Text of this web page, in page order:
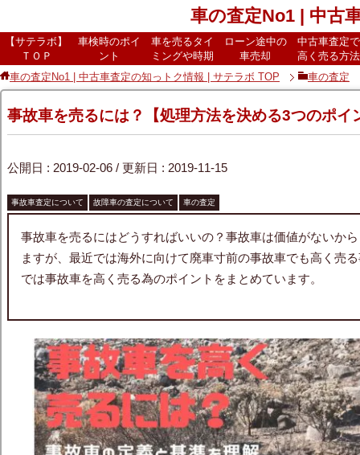
車の査定No1 | 中古
【サテラボ】
ＴＯＰ
車検時のポイ
ント
車を売るタイ
ミングや時期
ローン途中の
車売却
中古車査定で
高く売る方法
車の査定No1 | 中古車査定の知っトク情報 | サテラボ TOP 車の査定
事故車を売るには？【処理方法を決める3つのポイ
公開日 : 2019-02-06/ 更新日 : 2019-11-15
事故車査定について 故障車の査定について 車の査定
事故車を売るにはどうすればいいの？事故車は価値がないか
ますが、最近では海外に向けて廃車寸前の事故車でも高く売
では事故車を高く売る為のポイントをまとめています。